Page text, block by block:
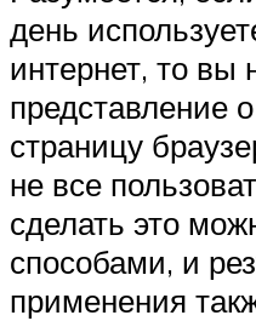
день
интернет, то вы
представление
страницу
не все
сделать это
способами, и
применения